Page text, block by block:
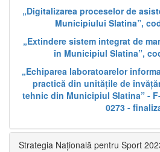
„Digitalizarea proceselor de
Municipiului Slatina”,
„Extindere sistem integrat de
în Municipiul Slatina”,
„Echiparea laboratoarelor
practică din unitățile de
tehnic din Municipiul Slatina” -
0273 -
Strategia Națională pentru Sport